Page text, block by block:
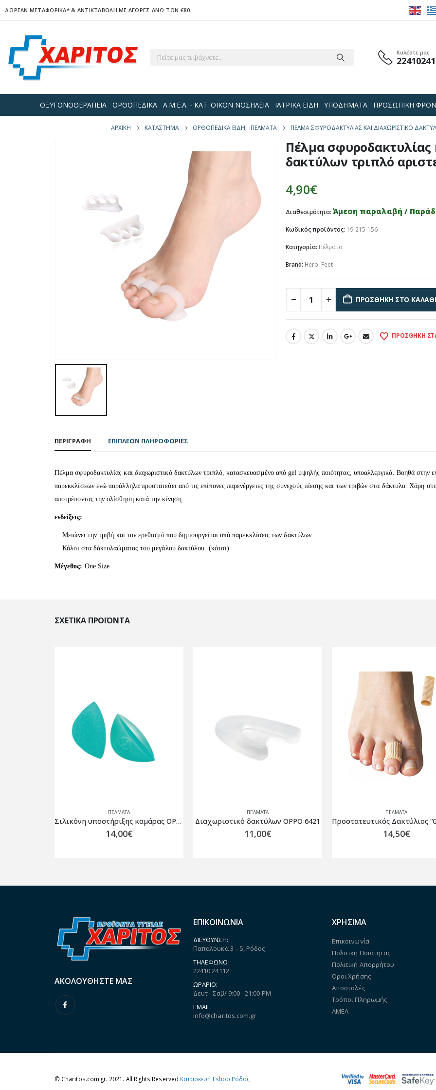
ΔΩΡΕΑΝ ΜΕΤΑΦΟΡΙΚΑ*& ΑΝΤΙΚΤΑΒΟΛΗ ΜΕ ΑΓΟΡΕΣ ΑΝΩ ΤΩΝ €80
Καλέστε μας
ΟΞΥΓΟΝΟΘΕΡΑΠΕΙΑ ΟΡΘΟΠΕΔΙΚΑ Α.Μ.Ε.Α. - ΚΑΤ' ΟΙΚΟΝ ΝΟΣΗΛΕΙΑ ΙΑΤΡΙΚΑ ΕΙΔΗ ΥΠΟΔΗΜΑΤΑ ΠΡΟΣΩΠΙΚΗ
ΑΡΧΙΚΉ ΚΑΤΆΣΤΗΜΑ ΟΡΘΟΠΕΔΙΚΑ ΕΙΔΗ, ΠΈΛΜΑΤΑ ΠΈΛΜΑ ΣΦΥΡΟΔΑΚΤΥΛΊΑΣ ΚΑΙ ΔΙΑΧΩΡΙΣΤΙΚΌ
Πέλμα σφυροδακτυλίας
δακτύλων τριπλό
4,90€
Διαθεσιμότητα: Άμεση παραλαβή /
Κωδικός προϊόντος: 19-215-156
Κατηγορία: Πέλματα
Brand: Herbi Feet
ΠΡΟΣΘΉΚΗ ΣΤΟ ΚΑΛΆΘΙ
ΠΡΟΣΘΉΚΗ
ΠΕΡΙΓΡΑΦΉ ΕΠΙΠΛΈΟΝ ΠΛΗΡΟΦΟΡΊΕΣ
Πέλμα σφυροδακτυλίας και διαχωριστικό δακτύλων τριπλό, κατασκευασμένο από gel υψηλής ποιότητας, υποαλλεργικό. Βοηθά στην
παρεκκλίσεων ενώ παράλληλα προστατεύει από τις επίπονες παρενέργειες της συνεχούς πίεσης και των τριβών στα δάκτυλα. Χάρη
αποτρέποντας την ολίσθηση κατά την κίνηση.
ενδείξεις:
Μειώνει την τριβή και τον ερεθισμό που δημιουργείται από παρεκκλίσεις των δακτύλων.
Κάλοι στα δάκτυλαώματος του μεγάλου δακτύλου. (κότσι)
Μέγεθος: One Size
ΣΧΕΤΙΚΆ ΠΡΟΪΌΝΤΑ
ΠΈΛΜΑΤΑ
Διαχωριστικό δακτύλων OPPO 6421
11,00€
ΠΈΛΜΑΤΑ
Προστατευτικός Δακτύλιος “Gel Tube” 07-2-004
14,50€
ΠΈΛΜΑΤΑ
ΠΑΤΟΣ ALCANDARA 3/4
29,00€
ΑΚΟΛΟΥΘΉΣΤΕ ΜΑΣ
ΕΠΙΚΟΙΝΩΝΙΑ
ΔΙΕΎΘΥΝΣΗ:
Παπαλουκά 3 – 5, Ρόδος
ΤΗΛΈΦΩΝΟ:
22410 24112
ΩΡΆΡΙΟ:
Δευτ - Σαβ/ 9:00 - 21:00 PM
EMAIL:
info@charitos.com.gr
ΧΡΗΣΙΜΑ
Επικοινωνία
Πολιτική Ποιότητας
Πολιτική Απορρήτου
Όροι Χρήσης
Αποστολές
Τρόποι Πληρωμής
ΑΜΕΑ
© Charitos.com.gr. 2021. All Rights Reserved Κατασκευή Eshop Ρόδος